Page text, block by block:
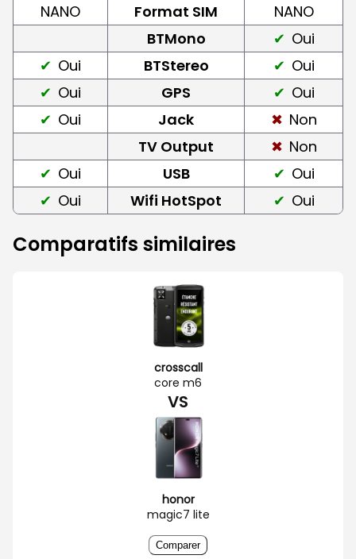
NANO Format SIM
NANO
BTMono
Oui
Oui
BTStereo
Oui
Oui
GPS
Oui
Oui
Jack
Non
TV Output
Non
Oui
USB
Oui
Oui
Wifi HotSpot Oui
Comparatifs similaires
crosscall
core m6
VS
honor
magic7 lite
Comparer